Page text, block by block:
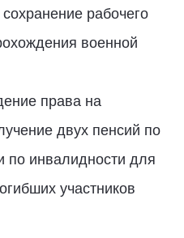
рабочего
военной
права на
двух пенсий по
по инвалидности для
участников